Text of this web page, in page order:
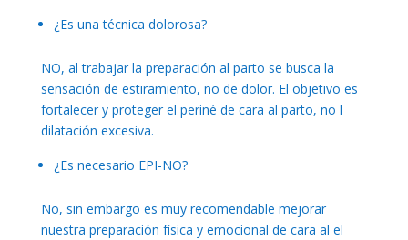
¿Es una técnica dolorosa?
NO, al trabajar la preparación al parto se busca la
sensación de estiramiento, no de dolor. El objetivo es
fortalecer y proteger el periné de cara al parto, no l
dilatación excesiva.
¿Es necesario EPI-NO?
No, sin embargo es muy recomendable mejorar
nuestra preparación física y emocional de cara al el